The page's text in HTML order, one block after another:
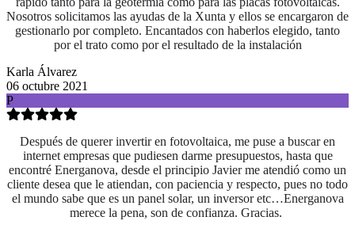
Nosotros solicitamos las ayudas de la Xunta y ellos se encargaron de
gestionarlo por completo. Encantados con haberlos elegido, tanto
por el trato como por el resultado de la instalación
Karla Álvarez
06 octubre 2021
P
Después de querer invertir en fotovoltaica, me puse a buscar en
internet empresas que pudiesen darme presupuestos, hasta que
encontré Energanova, desde el principio Javier me atendió como un
cliente desea que le atiendan, con paciencia y respecto, pues no todo
el mundo sabe que es un panel solar, un inversor etc…Energanova
merece la pena, son de confianza. Gracias.